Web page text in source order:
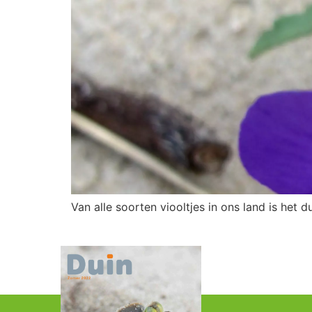
Van alle soorten viooltjes in ons land is het